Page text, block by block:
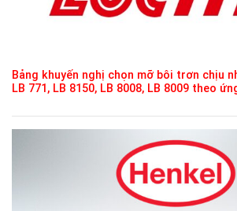
Bảng khuyến nghị chọn mỡ bôi trơn chịu
LB 771, LB 8150, LB 8008, LB 8009 theo